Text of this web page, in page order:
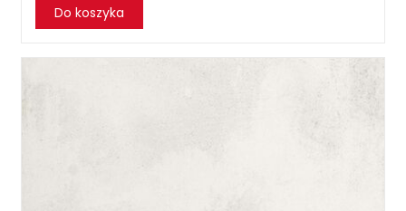
Do koszyka